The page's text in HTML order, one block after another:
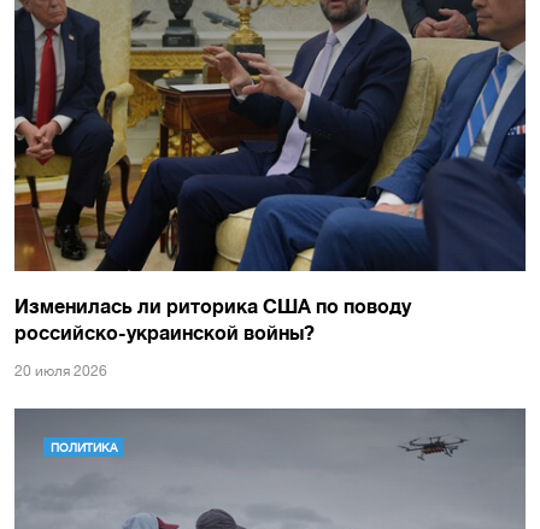
Изменилась ли риторика США по поводу
российско-украинской войны?
20 июля 2026
ПОЛИТИКА